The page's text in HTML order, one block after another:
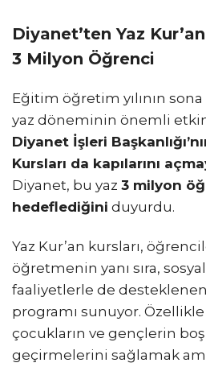
Diyanet’ten Yaz
3 Milyon Öğrenci
Eğitim öğretim yılının
yaz döneminin önemli
Diyanet İşleri
Kursları da kapılarını
Diyanet, bu yaz 3 milyon
hedeflediğini duyurdu.
Yaz Kur’an kursları,
öğretmenin yanı sıra,
faaliyetlerle de
programı sunuyor. Özellikle
çocukların ve gençlerin
geçirmelerini sağlamak